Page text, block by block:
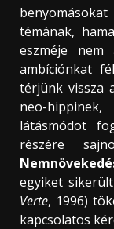
témának,
eszméje
ambíciónkat
térjünk vissza
neo-
látásmódot
részére
egyiket
Verte, 1996)
kapcsolatos